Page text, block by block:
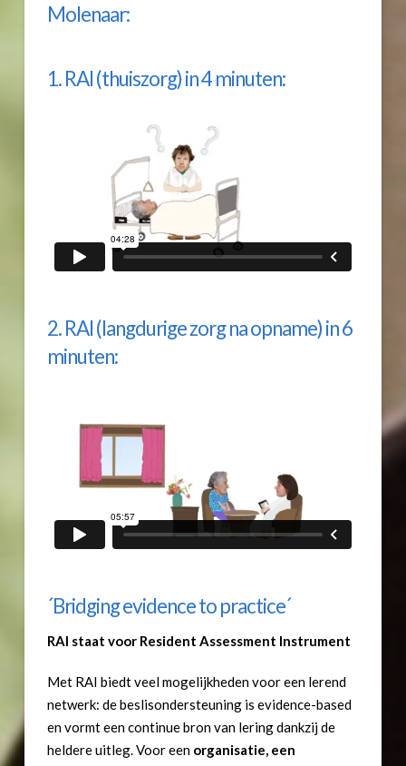
Molenaar:
1. RAI (thuiszorg) in 4 minuten:
2. RAI (langdurige zorg na opname) in 6
minuten:
´Bridging evidence to practice´
RAI staat voor Resident Assessment Instrument
Met RAI biedt veel mogelijkheden voor een lerend
netwerk: de beslisondersteuning is evidence-based
en vormt een continue bron van lering dankzij de
heldere uitleg. Voor een organisatie, een